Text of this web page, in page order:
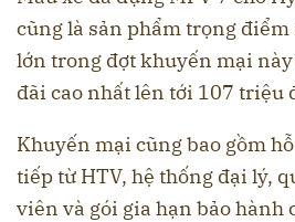
cũng là sản phẩm trọng
lớn trong đợt khuyến mại
đãi cao nhất lên tới 107 triệu
Khuyến mại cũng bao gồm
tiếp từ HTV, hệ thống đại lý,
viên và gói gia hạn bảo hành